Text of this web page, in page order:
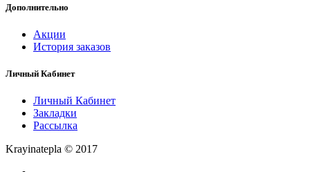
Дополнительно
Акции
История заказов
Личный Кабинет
Личный Кабинет
Закладки
Рассылка
Krayinatepla © 2017